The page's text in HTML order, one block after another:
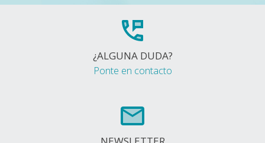
¿ALGUNA DUDA?
Ponte en contacto